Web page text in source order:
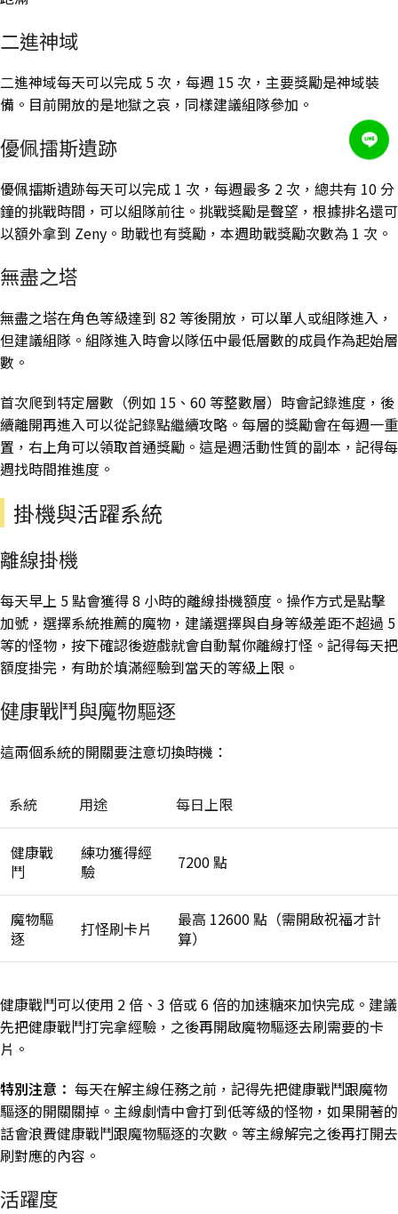
二進神域
二進神域每天可以完成 5 次，每週 15 次，主要獎勵是神域裝
備。目前開放的是地獄之哀，同樣建議組隊參加。
優佩擂斯遺跡
優佩擂斯遺跡每天可以完成 1 次，每週最多 2 次，總共有 10 分
鐘的挑戰時間，可以組隊前往。挑戰獎勵是聲望，根據排名還可
以額外拿到 Zeny。助戰也有獎勵，本週助戰獎勵次數為 1 次。
無盡之塔
無盡之塔在角色等級達到 82 等後開放，可以單人或組隊進入，
但建議組隊。組隊進入時會以隊伍中最低層數的成員作為起始層
數。
首次爬到特定層數（例如 15、60 等整數層）時會記錄進度，後
續離開再進入可以從記錄點繼續攻略。每層的獎勵會在每週一重
置，右上角可以領取首通獎勵。這是週活動性質的副本，記得每
週找時間推進度。
掛機與活躍系統
離線掛機
每天早上 5 點會獲得 8 小時的離線掛機額度。操作方式是點擊
加號，選擇系統推薦的魔物，建議選擇與自身等級差距不超過 5
等的怪物，按下確認後遊戲就會自動幫你離線打怪。記得每天把
額度掛完，有助於填滿經驗到當天的等級上限。
健康戰鬥與魔物驅逐
這兩個系統的開關要注意切換時機：
系統 用途 每日上限
健康戰
鬥
練功獲得經
驗
7200 點
魔物驅
逐
打怪刷卡片
最高 12600 點（需開啟祝福才計
算）
健康戰鬥可以使用 2 倍、3 倍或 6 倍的加速糖來加快完成。建議
先把健康戰鬥打完拿經驗，之後再開啟魔物驅逐去刷需要的卡
片。
特別注意： 每天在解主線任務之前，記得先把健康戰鬥跟魔物
驅逐的開關關掉。主線劇情中會打到低等級的怪物，如果開著的
話會浪費健康戰鬥跟魔物驅逐的次數。等主線解完之後再打開去
刷對應的內容。
活躍度